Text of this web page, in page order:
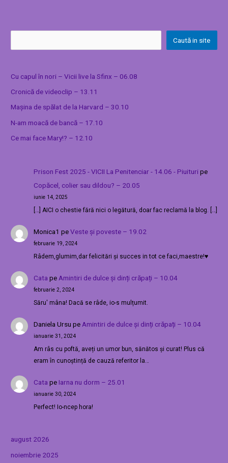
Caută in site
Cu capul în nori – Vicii live la Sfinx – 06.08
Cronică de videoclip – 13.11
Mașina de spălat de la Harvard – 30.10
N-am moacă de bancă – 17.10
Ce mai face Mary!? – 12.10
Prison Fest 2025 - VICII La Penitenciar - 14.06 - Piuituripe
Copăcel, colier sau dildou? – 20.05
iunie 14, 2025
[…] AICI o chestie fără nici o legătură, doar fac reclamă la blog. […]
Monica1 peVeste și poveste – 19.02
februarie 19, 2024
Râdem,glumim,dar felicitări și succes in tot ce faci,maestre!♥️
Cata pe Amintiri de dulce și dinți crăpați – 10.04
februarie 2, 2024
Săru' mâna! Dacă se râde, io-s mulțumit.
Daniela Ursu pe Amintiri de dulce și dinți crăpați – 10.04
ianuarie 31, 2024
Am râs cu poftă, aveți un umor bun, sănătos și curat! Plus că
eram în cunoștință de cauză referitor la…
Cata pe Iarna nu dorm – 25.01
ianuarie 30, 2024
Perfect! Io-ncep hora!
august 2026
noiembrie 2025